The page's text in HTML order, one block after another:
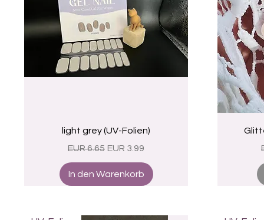
Schnellansicht
light grey (UV-Folien)
Standardpreis
EUR 6.65 Sale-Preis
EUR 3.99
In den Warenkorb